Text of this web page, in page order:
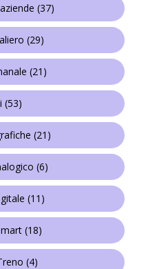
(37)
(29)
(21)
(53)
(21)
(6)
(11)
(18)
(4)